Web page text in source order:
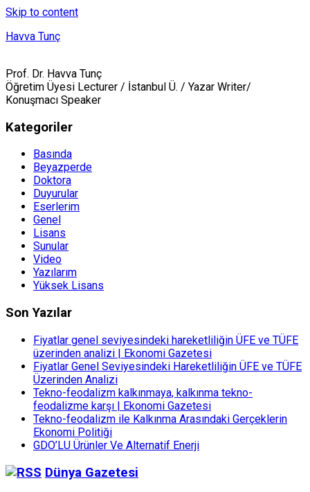
Skip to content
Havva Tunç
Prof. Dr. Havva Tunç
Öğretim Üyesi Lecturer / İstanbul Ü. / Yazar Writer/
Konuşmacı Speaker
Kategoriler
Basında
Beyazperde
Doktora
Duyurular
Eserlerim
Genel
Lisans
Sunular
Video
Yazılarım
Yüksek Lisans
Son Yazılar
Fiyatlar genel seviyesindeki hareketliliğin ÜFE ve TÜFE
üzerinden analizi | Ekonomi Gazetesi
Fiyatlar Genel Seviyesindeki Hareketliliğin ÜFE ve TÜFE
Üzerinden Analizi
Tekno-feodalizm kalkınmaya, kalkınma tekno-
feodalizme karşı | Ekonomi Gazetesi
Tekno-feodalizm ile Kalkınma Arasındaki Gerçeklerin
Ekonomi Politiği
GDO’LU Ürünler Ve Alternatif Enerji
Dünya Gazetesi